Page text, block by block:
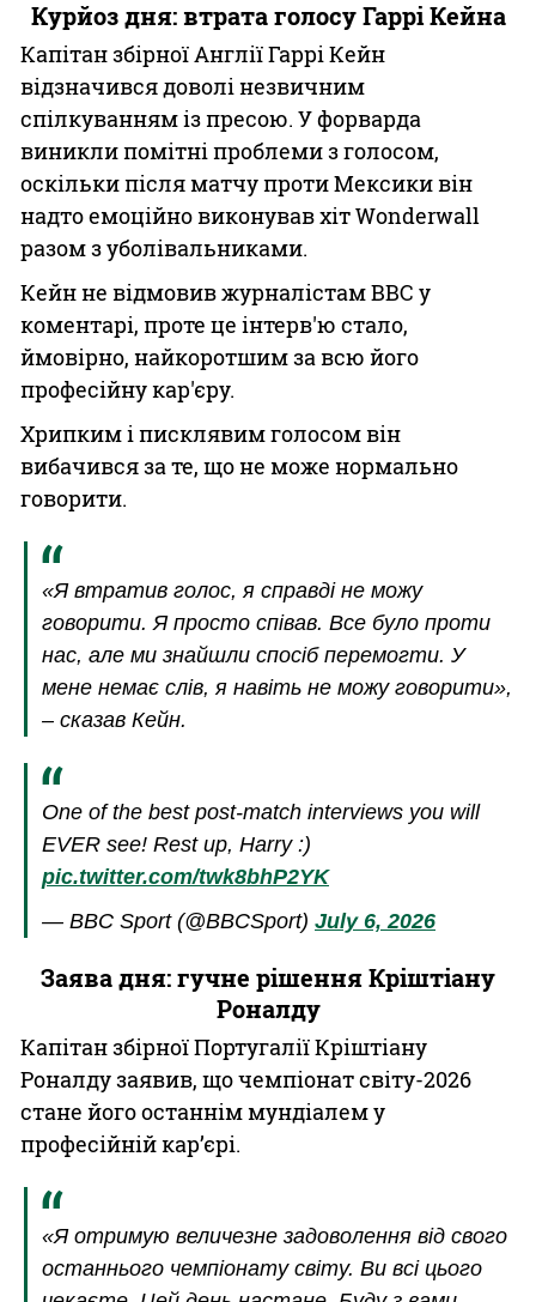
Курйоз дня: втрата голосу Гаррі Кейна
Капітан збірної Англії Гаррі Кейн
відзначився доволі незвичним
спілкуванням із пресою. У форварда
виникли помітні проблеми з голосом,
оскільки після матчу проти Мексики він
надто емоційно виконував хіт Wonderwall
разом з уболівальниками.
Кейн не відмовив журналістам BBC у
коментарі, проте це інтерв'ю стало,
ймовірно, найкоротшим за всю його
професійну кар'єру.
Хрипким і писклявим голосом він
вибачився за те, що не може нормально
говорити.
«Я втратив голос, я справді не можу
говорити. Я просто співав. Все було проти
нас, але ми знайшли спосіб перемогти. У
мене немає слів, я навіть не можу говорити»,
– сказав Кейн.
One of the best post-match interviews you will
EVER see! Rest up, Harry :)
pic.twitter.com/twk8bhP2YK
— BBC Sport (@BBCSport) July 6, 2026
Заява дня: гучне рішення Кріштіану
Роналду
Капітан збірної Португалії Кріштіану
Роналду заявив, що чемпіонат світу-2026
стане його останнім мундіалем у
професійній кар’єрі.
«Я отримую величезне задоволення від свого
останнього чемпіонату світу. Ви всі цього